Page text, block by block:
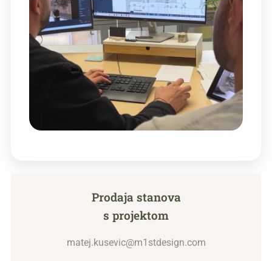
Prodaja stanova
s projektom
matej.kusevic@m1stdesign.com